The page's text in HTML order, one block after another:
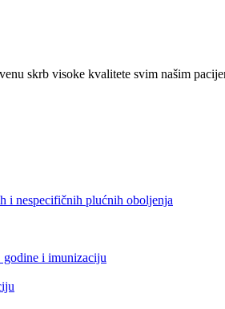
skrb visoke kvalitete svim našim
i nespecifičnih plućnih oboljenja
godine i imunizaciju